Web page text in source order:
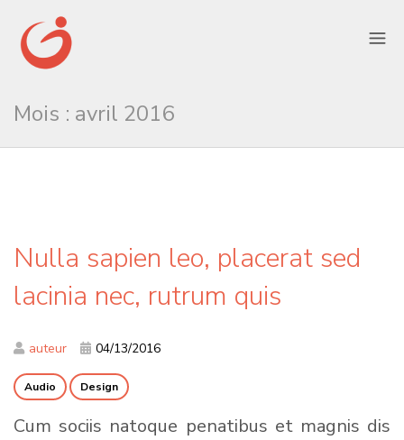
Mois : avril 2016
Nulla sapien leo, placerat sed
lacinia nec, rutrum quis
auteur 04/13/2016
Audio Design
Cum sociis natoque penatibus et magnis dis